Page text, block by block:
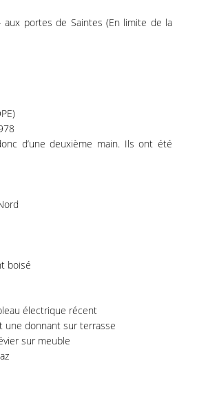
aux portes de Saintes (En limite de la
d’une deuxième main. Ils ont été
boisé
électrique récent
une donnant sur terrasse
sur meuble